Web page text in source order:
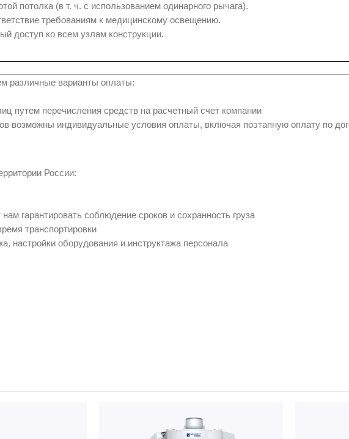
потолка (в т. ч. с использованием одинарного рычага).
требованиям к медицинскому освещению.
доступ ко всем узлам конструкции.
различные варианты оплаты:
путем перечисления средств на расчетный счет компании
возможны индивидуальные условия оплаты, включая поэтапную оплату по
России:
гарантировать соблюдение сроков и сохранность груза
транспортировки
настройки оборудования и инструктажа персонала